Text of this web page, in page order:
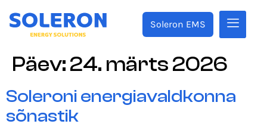
Soleron EMS
Päev: 24. märts 2026
Soleroni energiavaldkonna
sõnastik